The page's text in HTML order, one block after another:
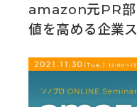
amazon元PR部
値を高める企業